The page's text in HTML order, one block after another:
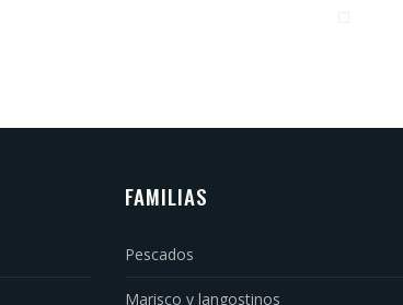
FAMILIAS
Pescados
Marisco y langostinos